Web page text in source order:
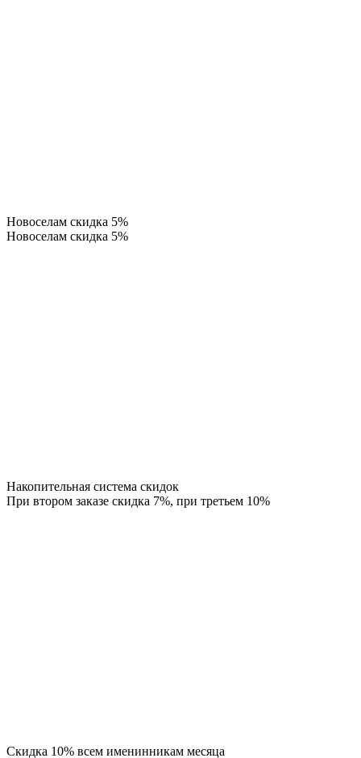
Новоселам скидка 5%
Новоселам скидка 5%
Накопительная система скидок
При втором заказе скидка 7%, при третьем 10%
Скидка 10% всем именинникам месяца